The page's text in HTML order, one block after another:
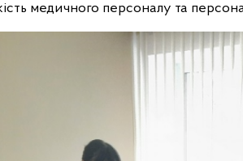
медичного персоналу та